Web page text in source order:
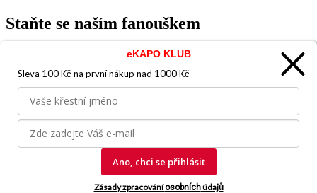
Staňte se naším fanouškem
Jsme důvěryhodný obchod
eKAPO KLUB
Sleva 100 Kč na první nákup nad 1000 Kč
Ano, chci se přihlásit
Zásady zpracováníosobníchúdajů